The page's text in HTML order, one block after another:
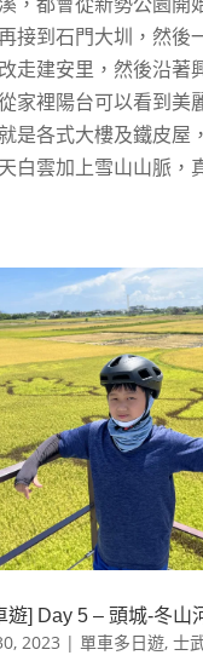
接到石門大圳，然後
走建安里，然後沿著
家裡陽台可以看到美
是各式大樓及鐵皮屋
白雲加上雪山山脈，
遊] Day 5 – 頭城-冬山
2023 | 單車多日遊, 士